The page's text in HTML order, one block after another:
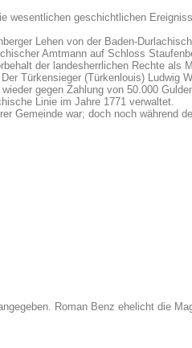
wesentlichen geschichtlichen
Lehen von der Baden-
Amtmann auf Schloss
der landesherrlichen Rechte als
Türkensieger (Türkenlouis) Ludwig
gegen Zahlung von 50.000
Linie im Jahre 1771 verwaltet.
Gemeinde war; doch noch während
Roman Benz ehelicht die